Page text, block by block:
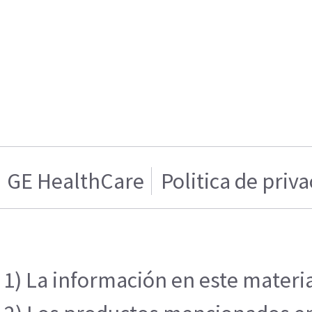
GE HealthCare Politica de
1) La información en este